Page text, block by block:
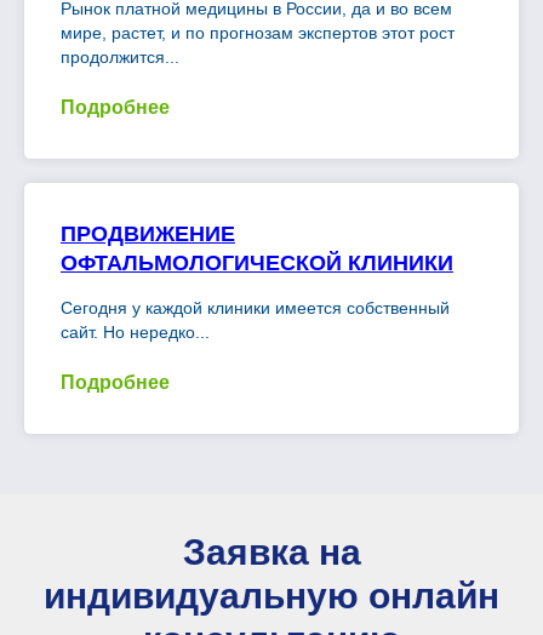
Рынок платной медицины в России, да и во всем
мире, растет, и по прогнозам экспертов этот рост
продолжится...
Подробнее
ПРОДВИЖЕНИЕ
ОФТАЛЬМОЛОГИЧЕСКОЙ КЛИНИКИ
Сегодня у каждой клиники имеется собственный
сайт. Но нередко...
Подробнее
Заявка на
индивидуальную онлайн